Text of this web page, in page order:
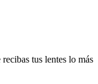
tus lentes lo más